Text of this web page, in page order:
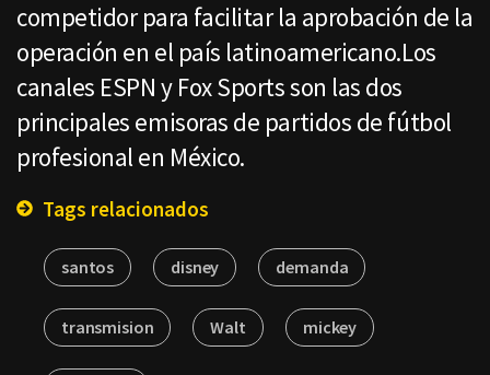
competidor para facilitar la aprobación de la
operación en el país latinoamericano.Los
canales ESPN y Fox Sports son las dos
principales emisoras de partidos de fútbol
profesional en México.
Tags relacionados
santos disney demanda
transmision Walt mickey